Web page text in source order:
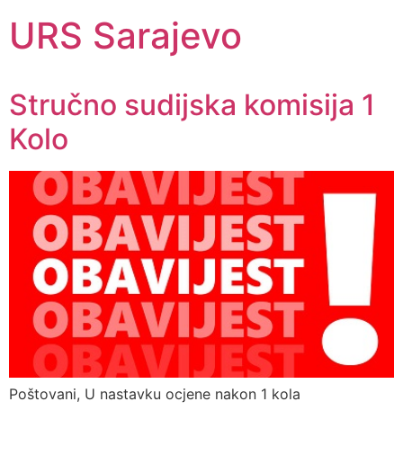
URS Sarajevo
Stručno sudijska komisija 1
Kolo
Poštovani, U nastavku ocjene nakon 1 kola